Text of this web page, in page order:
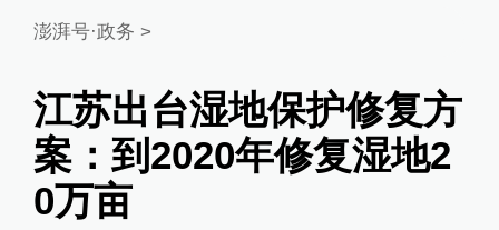
澎湃号·政务 >
江苏出台湿地保护修复方
案：到2020年修复湿地2
0万亩